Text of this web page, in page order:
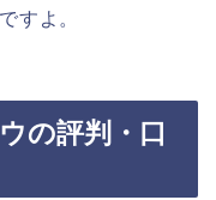
すよ。
の評判・口